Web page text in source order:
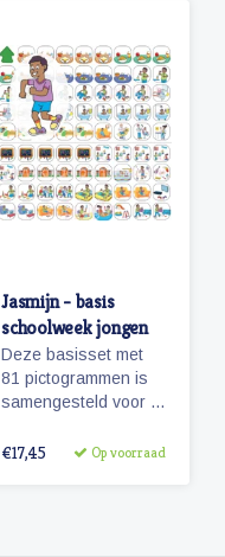
Jasmijn - basis
schoolweek jongen
Deze basisset met
81 pictogrammen is
samengesteld voor 5
op hoofdactiviteiten
€17,45 Op voorraad